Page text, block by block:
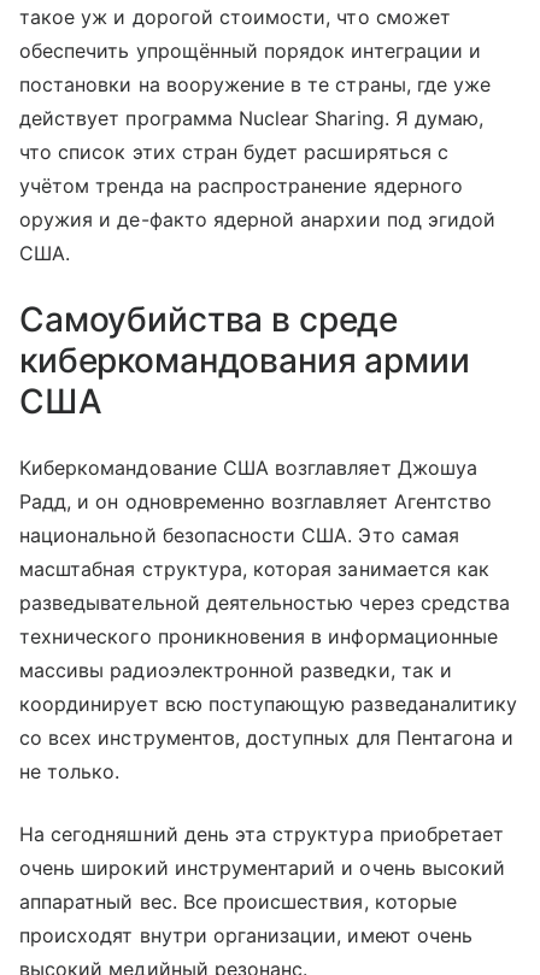
такое уж и дорогой стоимости, что сможет
обеспечить упрощённый порядок интеграции и
постановки на вооружение в те страны, где уже
действует программа Nuclear Sharing. Я думаю,
что список этих стран будет расширяться с
учётом тренда на распространение ядерного
оружия и де-факто ядерной анархии под эгидой
США.
Самоубийства в среде
киберкомандования армии
США
Киберкомандование США возглавляет Джошуа
Радд, и он одновременно возглавляет Агентство
национальной безопасности США. Это самая
масштабная структура, которая занимается как
разведывательной деятельностью через средства
технического проникновения в информационные
массивы радиоэлектронной разведки, так и
координирует всю поступающую разведаналитику
со всех инструментов, доступных для Пентагона и
не только.
На сегодняшний день эта структура приобретает
очень широкий инструментарий и очень высокий
аппаратный вес. Все происшествия, которые
происходят внутри организации, имеют очень
высокий медийный резонанс.